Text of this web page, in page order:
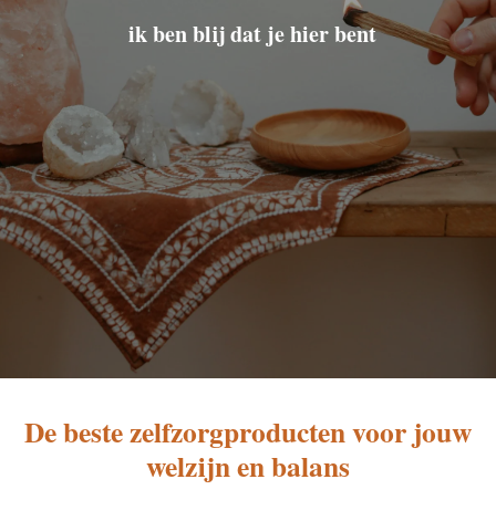
thuiskomen in jezelf
feliz {bn
< Spaans {m/v}: gelukkig, blij, tevreden,
een gevoel van innerlijke rust
De beste zelfzorgproducten voor jouw
welzijn en balans